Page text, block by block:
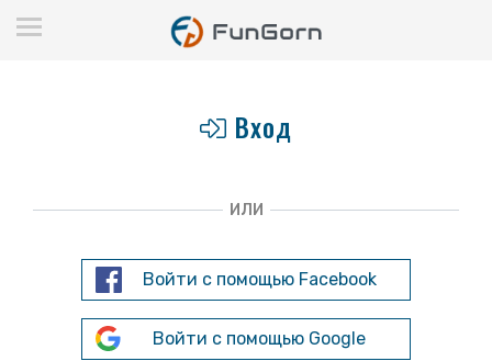
Вход
ИЛИ
Войти с помощью Facebook
Войти с помощью Google